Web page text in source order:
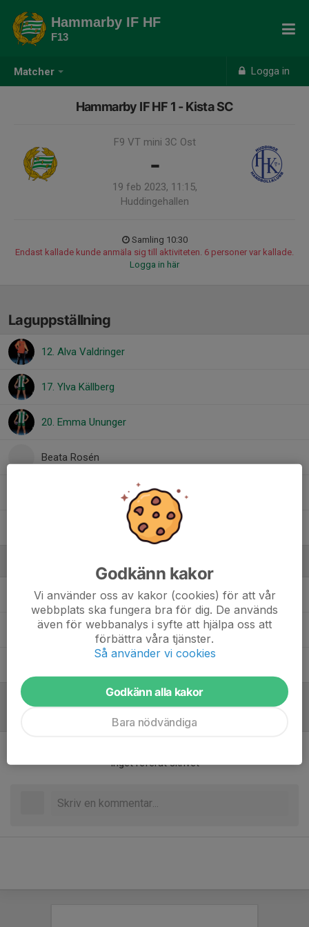
Matcher Logga in
Hammarby IF HF
F13
Hammarby IF HF 1 - Kista SC
F9 VT mini 3C Ost
-
19 feb 2023, 11:15,
Huddingehallen
Samling 10:30
Endast kallade kunde anmäla sig till aktiviteten. 6 personer var kallade.
Logga in här
Laguppställning
12. Alva Valdringer
17. Ylva Källberg
20. Emma Ununger
Beata Rosén
Anna Asplund UnungerLagledare
Jon KihlmanLagledare
Inget referat skrivet
Godkänn kakor
Vi använder oss av kakor (cookies) för att vår
webbplats ska fungera bra för dig. De används
även för webbanalys i syfte att hjälpa oss att
förbättra våra tjänster.
Så använder vi cookies
Godkänn alla kakor
Bara nödvändiga